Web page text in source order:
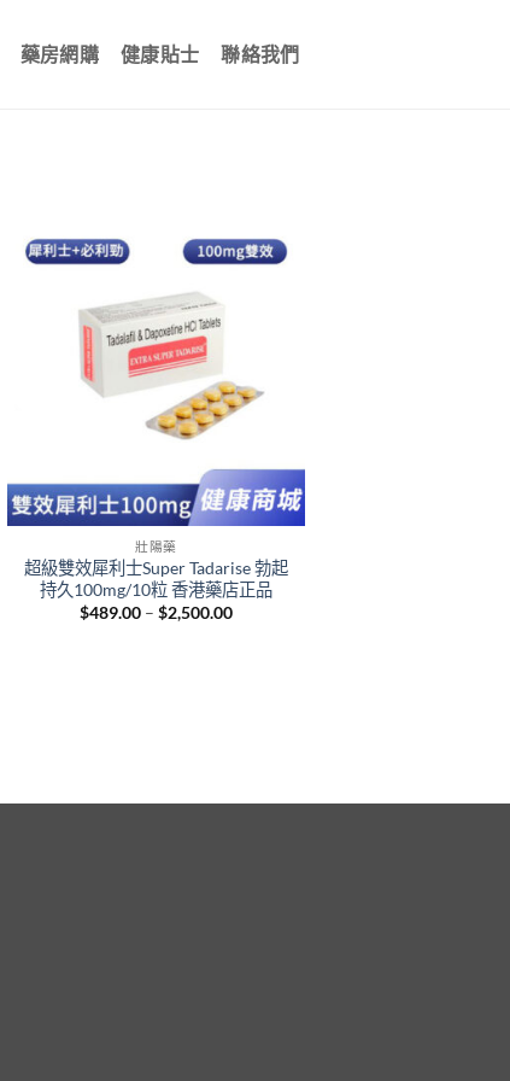
藥房網購 健康貼士 聯絡我們
壯陽藥
超級雙效犀利士Super Tadarise 勃起
持久100mg/10粒 香港藥店正品
$489.00 – $2,500.00Price